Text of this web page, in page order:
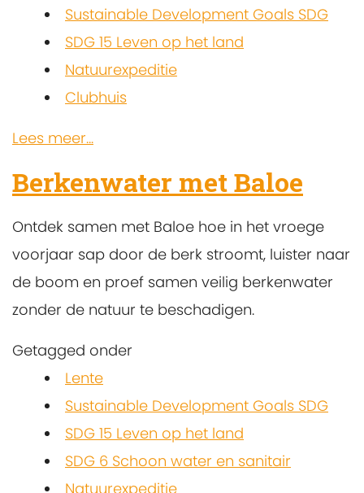
Sustainable Development Goals SDG
SDG 15 Leven op het land
Natuurexpeditie
Clubhuis
Lees meer...
Berkenwater met Baloe
Ontdek samen met Baloe hoe in het vroege
voorjaar sap door de berk stroomt, luister naar
de boom en proef samen veilig berkenwater
zonder de natuur te beschadigen.
Getagged onder
Lente
Sustainable Development Goals SDG
SDG 15 Leven op het land
SDG 6 Schoon water en sanitair
Natuurexpeditie